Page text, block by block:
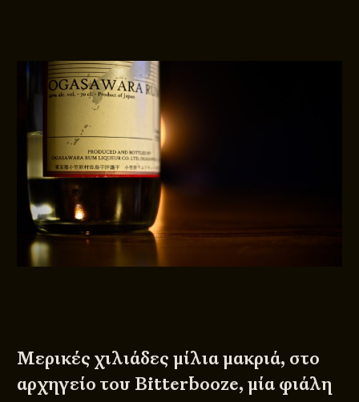
Μερικές χιλιάδες μίλια μακριά, στο
αρχηγείο του Bitterbooze, μία φιάλη